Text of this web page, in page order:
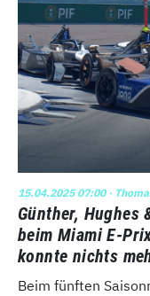
15.04.2025 07:00·
Günther, Hughes
beim Miami E-
konnte nichts
Beim fünften